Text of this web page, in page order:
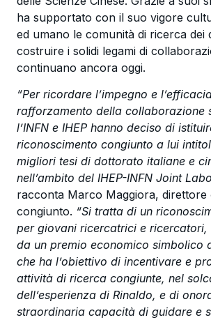
ha supportato con il suo vigore
ed umano le comunità di ricerca dei
costruire i solidi legami di
continuano ancora oggi.
“Per ricordare l’impegno e
rafforzamento della collaborazione
l’INFN e IHEP hanno deciso di
riconoscimento congiunto a lui
migliori tesi di dottorato italiane e
nell’ambito del IHEP-INFN Joint
racconta Marco Maggiora, direttore
congiunto. “Si tratta di un
per giovani ricercatrici e
da un premio economico simbolico
che ha l’obiettivo di incentivare e
attività di ricerca congiunte, nel
dell’esperienza di Rinaldo, e di
straordinaria capacità di guidare e